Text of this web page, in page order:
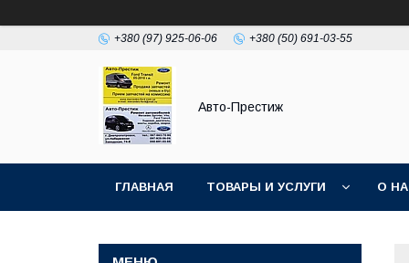
+380 (97) 925-06-06 +380 (50) 691-03-55
Авто-Престиж
ГЛАВНАЯ ТОВАРЫ И УСЛУГИ О